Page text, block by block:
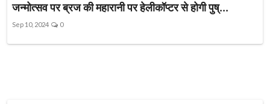
जन्मोत्सव पर ब्रज की महारानी पर हेलीकॉप्टर से होगी पुष्...
Sep 10, 2024 0